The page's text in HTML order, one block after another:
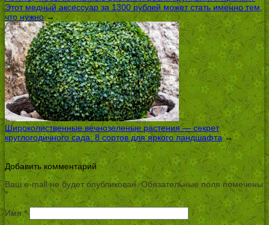
Этот медный аксессуар за 1300 рублей может стать именно тем,
что нужно→
Широколиственные вечнозеленые растения — секрет
круглогодичного сада: 8 сортов для яркого ландшафта→
Добавить комментарий
Ваш e-mail не будет опубликован.Обязательные поля помечены
*
Имя*